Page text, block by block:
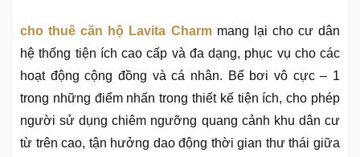
cho thuê căn hộ Lavita Charmmang lại cho cư dân
hệ thống tiện ích cao cấp và đa dạng, phục vụ cho các
hoạt động cộng đồng và cá nhân. Bể bơi vô cực – 1
trong những điểm nhấn trong thiết kế tiện ích, cho phép
người sử dụng chiêm ngưỡng quang cảnh khu dân cư
từ trên cao, tận hưởng dao động thời gian thư thái giữa